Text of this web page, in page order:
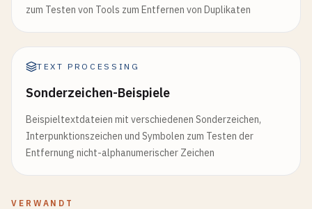
zum Testen von Tools zum Entfernen von Duplikaten
TEXT PROCESSING
Sonderzeichen-Beispiele
Beispieltextdateien mit verschiedenen Sonderzeichen,
Interpunktionszeichen und Symbolen zum Testen der
Entfernung nicht-alphanumerischer Zeichen
VERWANDT